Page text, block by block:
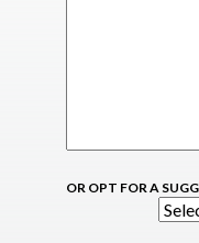
OR OPT FOR A